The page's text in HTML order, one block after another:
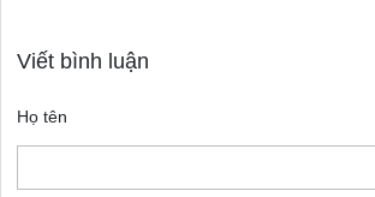
Viết bình luận
Họ tên